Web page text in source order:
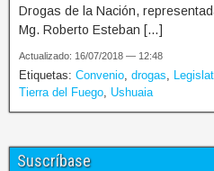
Drogas de la Nación,
Mg. Roberto Esteban […]
Actualizado: 16/07/2018 — 12:48
Etiquetas: Convenio drogas
Tierra del Fuego Ushuaia
Suscríbase